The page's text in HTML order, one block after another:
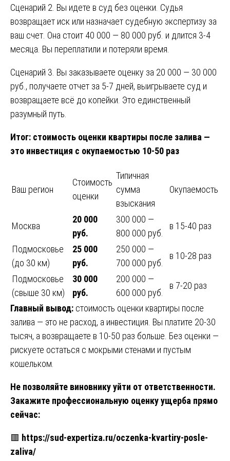
Сценарий 2. Вы идете в суд без оценки. Судья
возвращает иск или назначает судебную экспертизу за
ваш счет. Она стоит 40 000 — 80 000 руб. и длится 3-4
месяца. Вы переплатили и потеряли время.
Сценарий 3. Вы заказываете оценку за 20 000 — 30 000
руб., получаете отчет за 5-7 дней, выигрываете суд и
возвращаете всё до копейки. Это единственный
разумный путь.
Итог: стоимость оценки квартиры после залива —
это инвестиция с окупаемостью 10-50 раз
Ваш регион
Стоимость
оценки
Типичная
сумма
взыскания
Окупаемость
Москва
20 000
руб.
300 000 —
800 000 руб.
в 15-40 раз
Подмосковье
(до 30 км)
25 000
руб.
250 000 —
700 000 руб.
в 10-28 раз
Подмосковье
(свыше 30 км)
30 000
руб.
200 000 —
600 000 руб.
в 7-20 раз
Главный вывод: стоимость оценки квартиры после
залива — это не расход, а инвестиция. Вы платите 20-30
тысяч, а возвращаете в 10-50 раз больше. Без оценки —
рискуете остаться с мокрыми стенами и пустым
кошельком.
Не позволяйте виновнику уйти от ответственности.
Закажите профессиональную оценку ущерба прямо
сейчас:
🟥 https://sud-expertiza.ru/oczenka-kvartiry-posle-
zaliva/